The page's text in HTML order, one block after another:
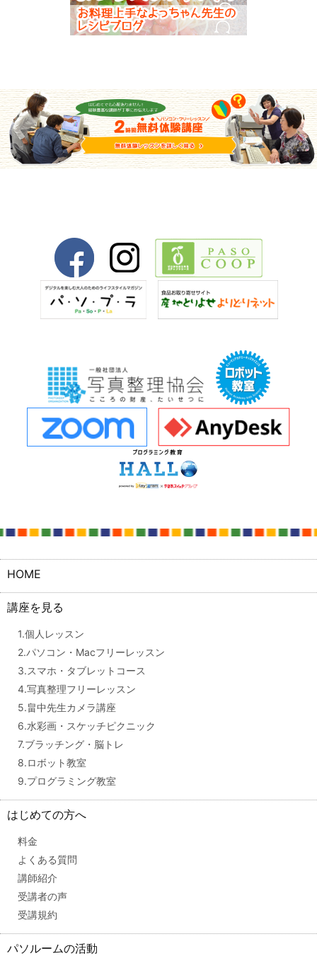
HOME
講座を見る
1.個人レッスン
2.パソコン・Macフリーレッスン
3.スマホ・タブレットコース
4.写真整理フリーレッスン
5.畠中先生カメラ講座
6.水彩画・スケッチピクニック
7.ブラッチング・脳トレ
8.ロボット教室
9.プログラミング教室
はじめての方へ
料金
よくある質問
講師紹介
受講者の声
受講規約
パソルームの活動